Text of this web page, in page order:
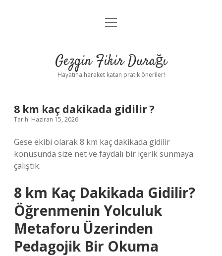
Anasayfa
Yasal Uyarı
menüyü
Gezgin Fikir Durağı
Hayatına hareket katan pratik öneriler!
8 km kaç dakikada gidilir ?
Tarih: Haziran 15, 2026
Gese ekibi olarak 8 km kaç dakikada gidilir
konusunda size net ve faydalı bir içerik sunmaya
çalıştık.
8 km Kaç Dakikada Gidilir?
Öğrenmenin Yolculuk
Metaforu Üzerinden
Pedagojik Bir Okuma